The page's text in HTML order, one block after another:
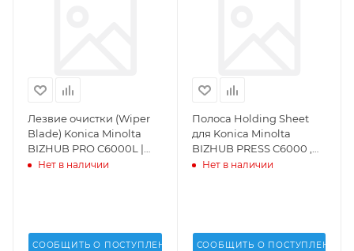
Лезвие очистки (Wiper
Blade) Konica Minolta
BIZHUB PRO C6000L |
BIZHUB PRESS
Нет в наличии
СООБЩИТЬ О ПОСТУПЛЕНИИ
Полоса Holding Sheet
для Konica Minolta
BIZHUB PRESS C6000 ,
C7000 - A03U523911
Нет в наличии
СООБЩИТЬ О ПОСТУПЛЕНИИ